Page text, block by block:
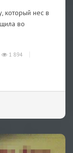
который нес в
во
1 894